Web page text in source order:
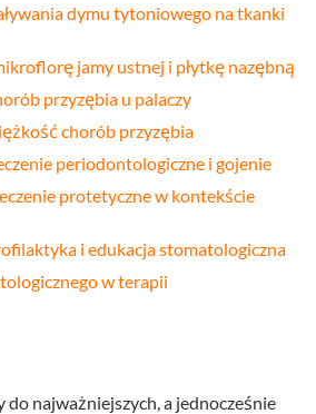
dymu tytoniowego na tkanki
jamy ustnej i płytkę nazębną
przyzębia u palaczy
chorób przyzębia
periodontologiczne i gojenie
protetyczne w kontekście
i edukacja stomatologiczna
w terapii
najważniejszych, a jednocześnie